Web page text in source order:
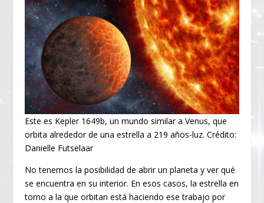
Este es Kepler 1649b, un mundo similar a Venus, que
orbita alrededor de una estrella a 219 años-luz. Crédito:
Danielle Futselaar
No tenemos la posibilidad de abrir un planeta y ver qué
se encuentra en su interior. En esos casos, la estrella en
torno a la que orbitan está haciendo ese trabajo por